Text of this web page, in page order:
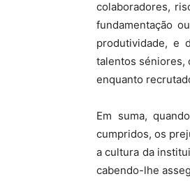
colaboradores,
fundamentação
produtividade, e
talentos séniores,
enquanto
Em suma,
cumpridos, os
a cultura da
cabendo-lhe